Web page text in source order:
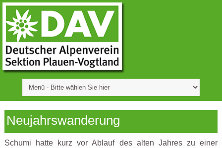
Neujahrswanderung
Schumi hatte kurz vor Ablauf des alten Jahres zu einer